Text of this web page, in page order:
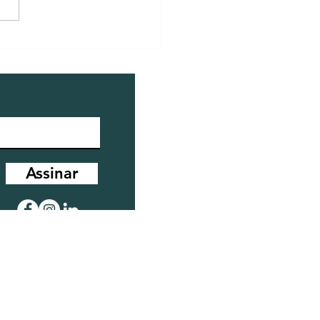
a saúde humana.
Assinar